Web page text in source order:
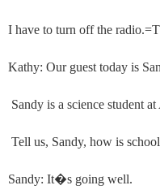
I have to turn off the
Kathy: Our guest today is
Sandy is a science student
Tell us, Sandy, how is
Sandy: It�s going well.